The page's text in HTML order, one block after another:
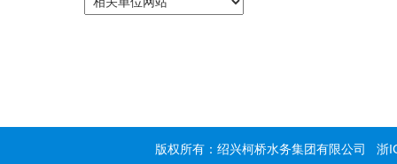
版权所有：绍兴柯桥水务集团有限公司 浙